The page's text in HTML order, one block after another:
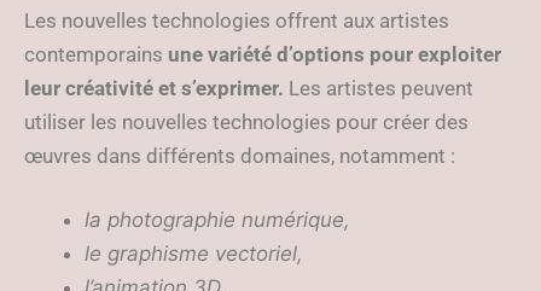
Les nouvelles technologies offrent aux artistes
contemporains une variété d’options pour exploiter
leur créativité et s’exprimer. Les artistes peuvent
utiliser les nouvelles technologies pour créer des
œuvres dans différents domaines, notamment :
la photographie numérique,
le graphisme vectoriel,